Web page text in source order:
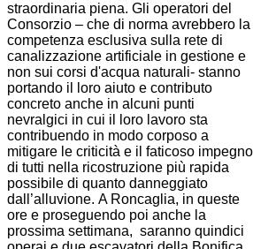
straordinaria piena. Gli operatori del
Consorzio – che di norma avrebbero la
competenza esclusiva sulla rete di
canalizzazione artificiale in gestione e
non sui corsi d'acqua naturali- stanno
portando il loro aiuto e contributo
concreto anche in alcuni punti
nevralgici in cui il loro lavoro sta
contribuendo in modo corposo a
mitigare le criticità e il faticoso impegno
di tutti nella ricostruzione più rapida
possibile di quanto danneggiato
dall’alluvione. A Roncaglia, in queste
ore e proseguendo poi anche la
prossima settimana, saranno quindici